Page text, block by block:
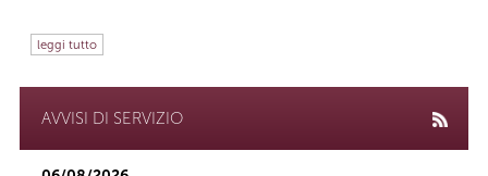
leggi tutto
AVVISI DI SERVIZIO